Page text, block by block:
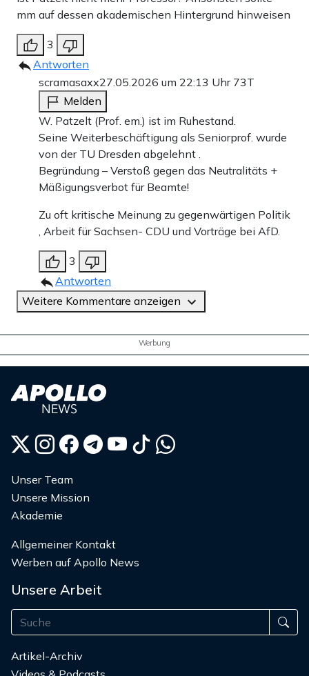
mm auf dessen akademischen Hintergrund hinweisen
3
Antworten
scramasaxx27.05.2026 um 22:13 Uhr 73T
Melden
W. Patzelt (Prof. em.) ist im Ruhestand.
Seine Weiterbeschäftigung als Seniorprof. wurde
von der TU Dresden abgelehnt .
Begründung – Verstoß gegen das Neutralitäts +
Mäßigungsverbot für Beamte!
Zu oft kritische Meinung zu gegenwärtigen Politik
, Arbeit für Sachsen- CDU und Vorträge bei AfD.
3
Antworten
Weitere Kommentare anzeigen
Werbung
Unser Team
Unsere Mission
Akademie
Allgemeiner Kontakt
Werben auf Apollo News
Unsere Arbeit
Artikel-Archiv